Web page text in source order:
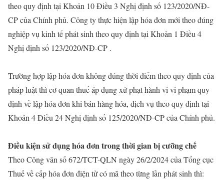
theo quy định tại Khoản 10 Điều 3 Nghị định số 123/2020/NĐ-
CP của Chính phủ. Công ty thực hiện lập hóa đơn mới theo đúng
nghiệp vụ kinh tế phát sinh theo quy định tại Khoản 1 Điều 4
Nghị định số 123/2020/NĐ-CP .
Trường hợp lập hóa đơn không đúng thời điểm theo quy định của
pháp luật thì cơ quan thuế áp dụng xử phạt hành vi vi phạm quy
định về lập hóa đơn khi bán hàng hóa, dịch vụ theo quy định tại
Khoản 4 Điều 24 Nghị định số 125/2020/NĐ-CP của Chính phủ.
Điều kiện sử dụng hóa đơn trong thời gian bị cưỡng chế
Theo Công văn số 672/TCT-QLN ngày 26/2/2024 của Tổng cục
Thuế về cấp hóa đơn điện tử có mã theo từng lần phát sinh thì: